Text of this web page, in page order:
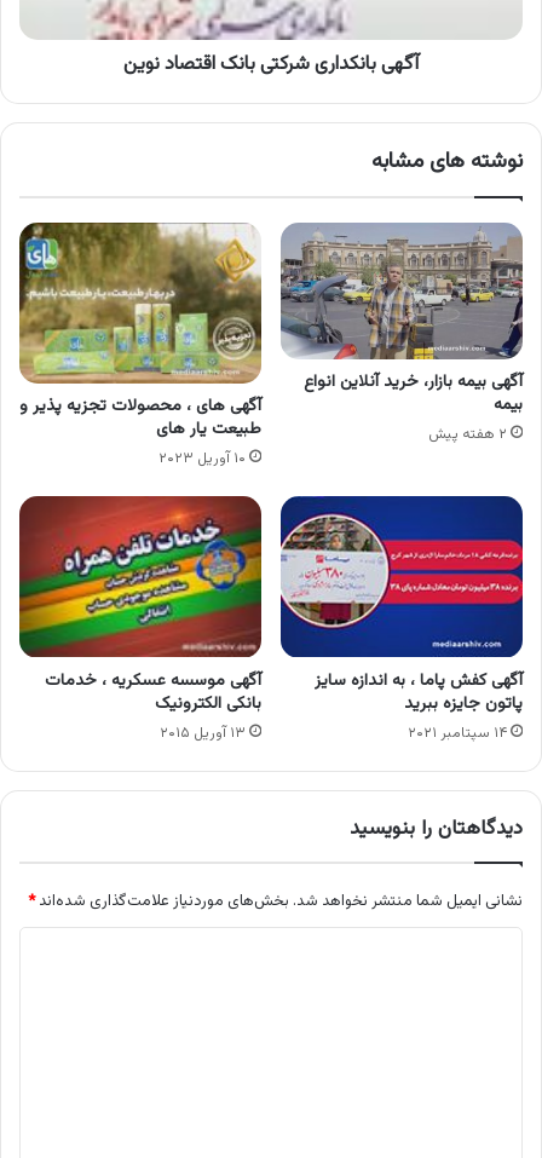
آگهی بانکداری شرکتی بانک اقتصاد نوین
نوشته های مشابه
آگهی بیمه بازار، خرید آنلاین انواع
بیمه
۲ هفته پیش
آگهی های ، محصولات تجزیه پذیر و
طبیعت یار های
۱۰ آوریل ۲۰۲۳
آگهی کفش پاما ، به اندازه سایز
پاتون جایزه ببرید
۱۴ سپتامبر ۲۰۲۱
آگهی موسسه عسکریه ، خدمات
بانکی الکترونیک
۱۳ آوریل ۲۰۱۵
دیدگاهتان را بنویسید
نشانی ایمیل شما منتشر نخواهد شد. بخش‌های موردنیاز علامت‌گذاری شده‌اند*